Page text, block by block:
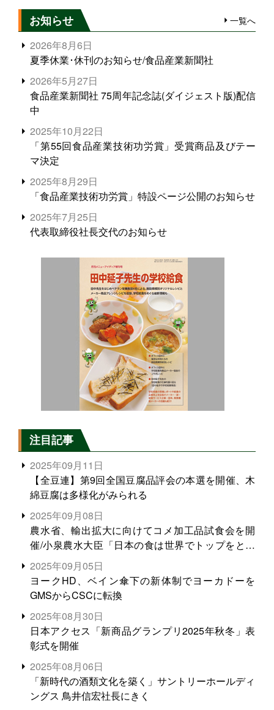
お知らせ 一覧へ
2026年8月6日
夏季休業･休刊のお知らせ/食品産業新聞社
2026年5月27日
食品産業新聞社 75周年記念誌(ダイジェスト版)配信
中
2025年10月22日
「第55回食品産業技術功労賞」受賞商品及びテー
マ決定
2025年8月29日
「食品産業技術功労賞」特設ページ公開のお知らせ
2025年7月25日
代表取締役社長交代のお知らせ
注目記事
2025年09月11日
【全豆連】第9回全国豆腐品評会の本選を開催、木
綿豆腐は多様化がみられる
2025年09月08日
農水省、輸出拡大に向けてコメ加工品試食会を開
催/小泉農水大臣「日本の食は世界でトップをとれ
る。米増産に向けて、米輸出需要の拡大を」
2025年09月05日
ヨークHD、ベイン傘下の新体制でヨーカドーを
GMSからCSCに転換
2025年08月30日
日本アクセス「新商品グランプリ2025年秋冬」表
彰式を開催
2025年08月06日
「新時代の酒類文化を築く」サントリーホールディ
ングス 鳥井信宏社長にきく